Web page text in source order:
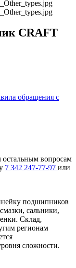
CRAFT
обращения с
вопросам
7 342 247-77-97 или
подшипников
сальники,
Склад,
регионам
сложности.